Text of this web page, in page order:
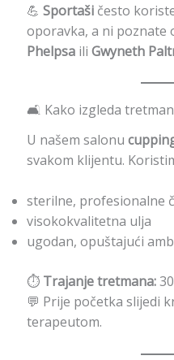
💪 Sportašičesto
oporavka, a ni poznate
Phelpsaili Gwyneth
🛋 Kako izgleda
U našem salonu
svakom klijentu.
sterilne, profesionalne
visokokvalitetna ulja
ugodan, opuštajući
⏱ Trajanje tretmana:
💬 Prije početka slijedi
terapeutom.